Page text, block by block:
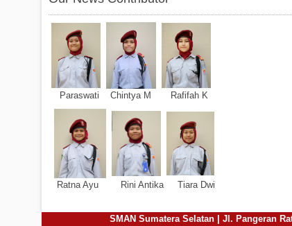
Paraswati Chintya M Rafifah K
Ratna Ayu Rini Antika Tiara Dwi
SMAN Sumatera Selatan | Jl. Pangeran